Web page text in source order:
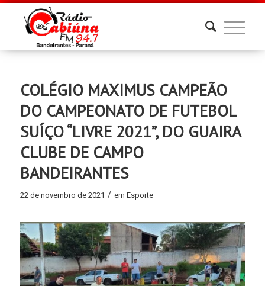
COLÉGIO MAXIMUS CAMPEÃO
DO CAMPEONATO DE FUTEBOL
SUÍÇO “LIVRE 2021”, DO GUAIRA
CLUBE DE CAMPO
BANDEIRANTES
22 de novembro de 2021 / em Esporte